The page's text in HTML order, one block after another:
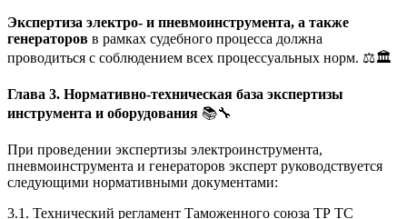
Экспертиза электро- и пневмоинструмента, а также
генераторов в рамках судебного процесса должна
проводиться с соблюдением всех процессуальных норм. ⚖️🏛️
Глава 3. Нормативно-техническая база экспертизы
инструмента и оборудования 📚🔧
При проведении экспертизы электроинструмента,
пневмоинструмента и генераторов эксперт руководствуется
следующими нормативными документами:
3.1. Технический регламент Таможенного союза ТР ТС